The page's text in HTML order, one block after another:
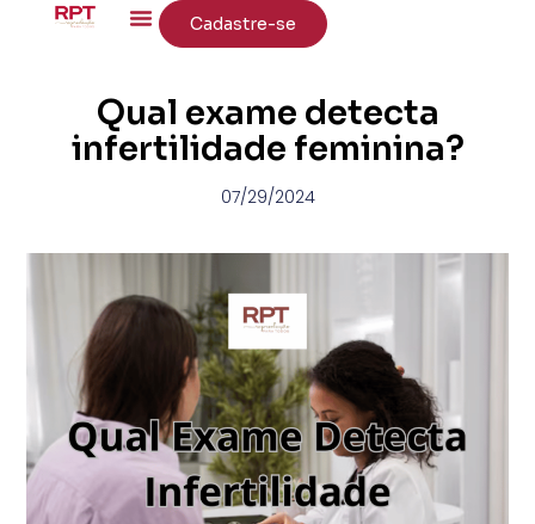
Cadastre-se
Qual exame detecta
infertilidade feminina?
07/29/2024